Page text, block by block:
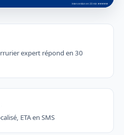
expert répond en 30
ETA en SMS